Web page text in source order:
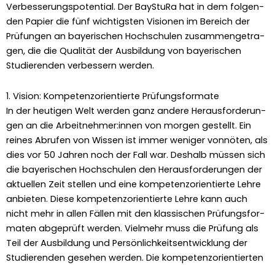
Verbesserungspo­ten­tial. Der BayStu­Ra hat in dem fol­gen­
den Papi­er die fünf wichtig­sten Visio­nen im Bere­ich der
Prü­fun­gen an bay­erischen Hochschulen zusam­menge­tra­
gen, die die Qual­ität der Aus­bil­dung von bay­erischen
Studieren­den verbessern wer­den.
1. Vision: Kompetenzorientierte Prüfungsformate
In der heuti­gen Welt wer­den ganz andere Her­aus­forderun­
gen an die Arbeitnehmer:innen von mor­gen gestellt. Ein
reines Abrufen von Wis­sen ist immer weniger von­nöten, als
dies vor 50 Jahren noch der Fall war. Deshalb müssen sich
die bay­erischen Hochschulen den Her­aus­forderun­gen der
aktuellen Zeit stellen und eine kom­pe­ten­zori­en­tierte Lehre
anbi­eten. Diese kom­pe­ten­zori­en­tierte Lehre kann auch
nicht mehr in allen Fällen mit den klas­sis­chen Prü­fungs­for­
mat­en abgeprüft wer­den. Vielmehr muss die Prü­fung als
Teil der Aus­bil­dung und Per­sön­lichkeit­sen­twick­lung der
Studieren­den gese­hen wer­den. Die kom­pe­ten­zori­en­tierten